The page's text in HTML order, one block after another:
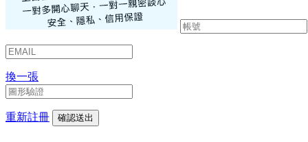
換一張
重新註冊 確認送出